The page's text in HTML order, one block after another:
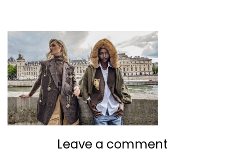
Giacche
Gilet
Giubbotti
Leave a comment